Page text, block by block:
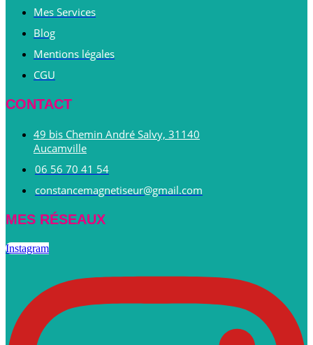
Mes Services
Blog
Mentions légales
CGU
CONTACT
49 bis Chemin André Salvy, 31140
Aucamville
06 56 70 41 54
constancemagnetiseur@gmail.com
MES RÉSEAUX
Instagram